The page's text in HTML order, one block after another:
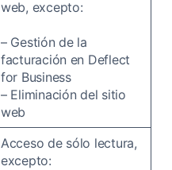
web, excepto:
– Gestión de la
facturación en Deflect
for Business
– Eliminación del sitio
web
Acceso de sólo lectura,
excepto: